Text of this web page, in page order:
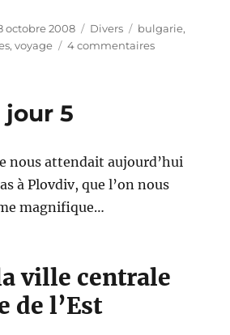
octobre 2008 Catégories
Divers Étiquettes
bulgarie,
,voyage 4 commentairessur
jour 5
nous attendait aujourd’hui
à Plovdiv, que l’on nous
magnifique…
ville centrale
de l’Est